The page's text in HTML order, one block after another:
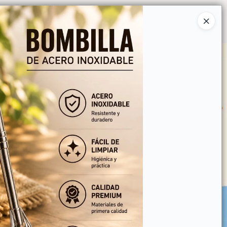
Ingresar a la Tienda
COMPRAR QUIÉNES SOMOS CONTACTO